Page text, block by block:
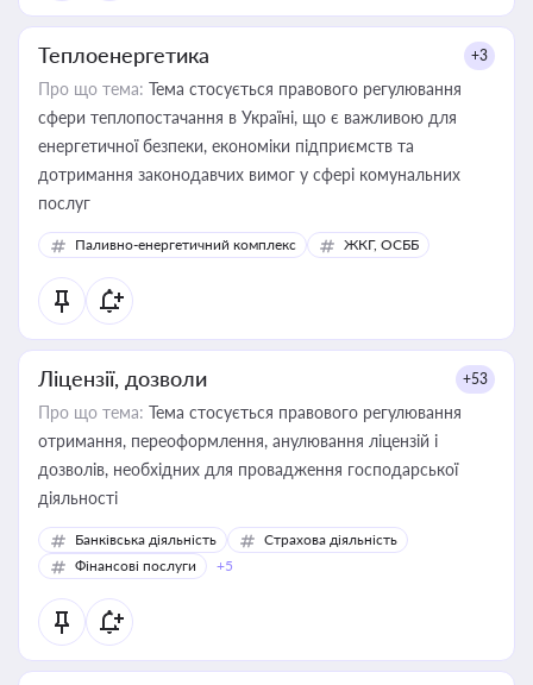
Теплоенергетика +3
Про що тема: Тема стосується правового регулювання
сфери теплопостачання в Україні, що є важливою для
енергетичної безпеки, економіки підприємств та
дотримання законодавчих вимог у сфері комунальних
послуг
Паливно-енергетичний комплекс ЖКГ, ОСББ
Ліцензії, дозволи +53
Про що тема: Тема стосується правового регулювання
отримання, переоформлення, анулювання ліцензій і
дозволів, необхідних для провадження господарської
діяльності
Банківська діяльність
Страхова діяльність
Фінансові послуги
+5